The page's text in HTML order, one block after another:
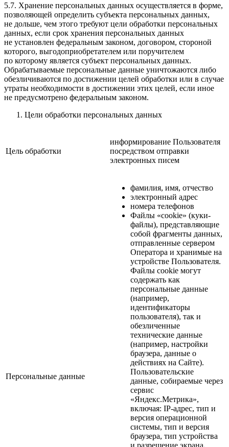
5.7. Хранение персональных данных осуществляется в форме,
позволяющей определить субъекта персональных данных,
не дольше, чем этого требуют цели обработки персональных
данных, если срок хранения персональных данных
не установлен федеральным законом, договором, стороной
которого, выгодоприобретателем или поручителем
по которому является субъект персональных данных.
Обрабатываемые персональные данные уничтожаются либо
обезличиваются по достижении целей обработки или в случае
утраты необходимости в достижении этих целей, если иное
не предусмотрено федеральным законом.
Цели обработки персональных данных
Цель обработки
информирование Пользователя
посредством отправки
электронных писем
Персональные данные
фамилия, имя, отчество
электронный адрес
номера телефонов
Файлы «cookie» (куки-
файлы), представляющие
собой фрагменты данных,
отправленные сервером
Оператора и хранимые на
устройстве Пользователя.
Файлы cookie могут
содержать как
персональные данные
(например,
идентификаторы
пользователя), так и
обезличенные
технические данные
(например, настройки
браузера, данные о
действиях на Сайте).
Пользовательские
данные, собираемые через
сервис
«Яндекс.Метрика»,
включая: IP-адрес, тип и
версия операционной
системы, тип и версия
браузера, тип устройства
и разрешение экрана,